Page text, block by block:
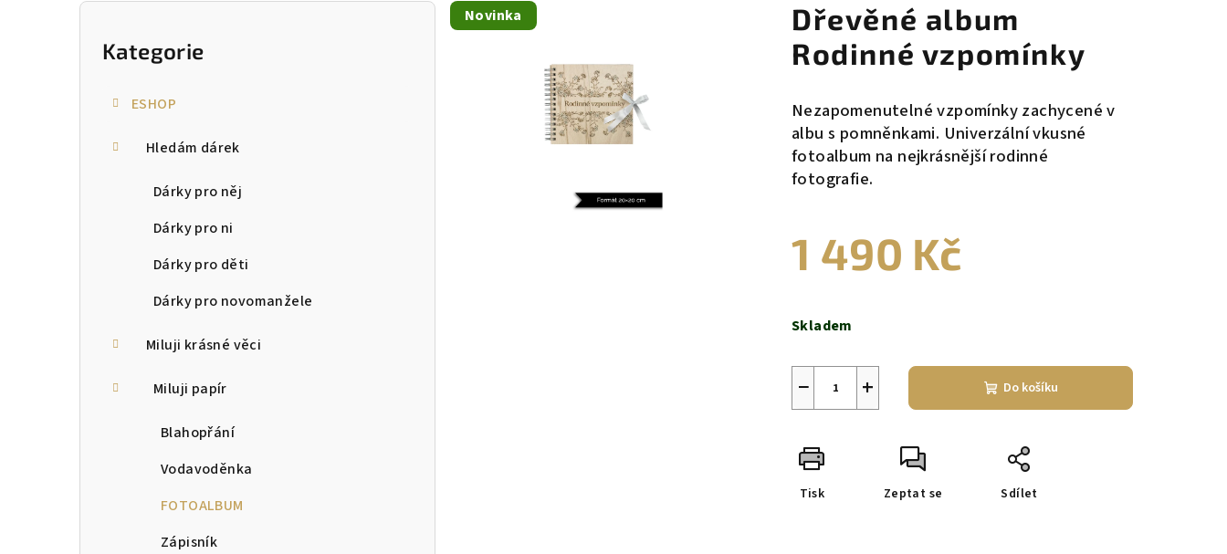
Přeskočit
kategorie
Kategorie
ESHOP
Hledám dárek
Dárky pro něj
Dárky pro ni
Dárky pro děti
Dárky pro novomanžele
Miluji krásné věci
Miluji papír
Blahopřání
Vodavoděnka
FOTOALBUM
Zápisník
Dřevěné album
Rodinné vzpomínky
Nezapomenutelné vzpomínky zachycené v
albu s pomněnkami. Univerzální vkusné
fotoalbum na nejkrásnější rodinné
fotografie.
1 490 Kč
cena:
Skladem
+
− Do košíku
Tisk Zeptat se Sdílet
Novinka